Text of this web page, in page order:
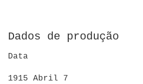
Dados de produção
Data
1915 Abril 7